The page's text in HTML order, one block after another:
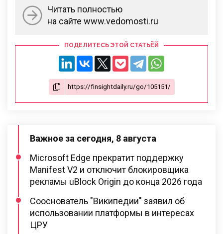
Читать полностью
на сайте www.vedomosti.ru
ПОДЕЛИТЕСЬ ЭТОЙ СТАТЬЁЙ
Важное за сегодня, 8 августа
Microsoft Edge прекратит поддержку
Manifest V2 и отключит блокировщика
рекламы uBlock Origin до конца 2026 года
Сооснователь "Википедии" заявил об
использовании платформы в интересах
ЦРУ